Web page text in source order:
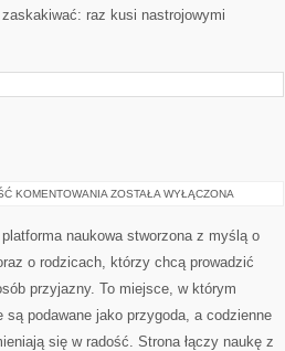
raz kusi nastrojowymi
KOMENTOWANIA GEOGRAFIA
ZOSTAŁA WYŁĄCZONA
naukowa stworzona z myślą o
o rodzicach, którzy chcą prowadzić
przyjazny. To miejsce, w którym
są podawane jako przygoda, a codzienne
się w radość. Strona łączy naukę z